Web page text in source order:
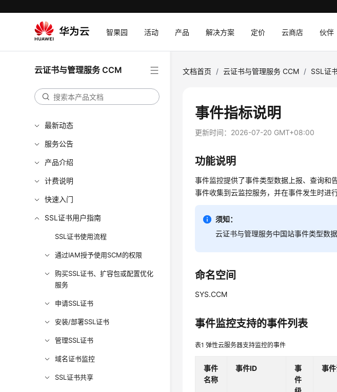
智果园 活动 产品 解决方案 定价 云商店 伙伴
云证书与管理服务 CCM
最新动态
服务公告
产品介绍
计费说明
快速入门
SSL证书用户指南
SSL证书使用流程
通过IAM授予使用SCM的权限
购买SSL证书、扩容包或配置优化
服务
申请SSL证书
安装/部署SSL证书
管理SSL证书
域名证书监控
SSL证书共享
文档首页 / 云证书与管理服务 CCM / SSL证
事件指标说明
更新时间： 2026-07-20 GMT+08:00
功能说明
事件监控提供了事件类型数据上报、查询和
事件收集到云监控服务，并在事件发生时进行
须知：
云证书与管理服务中国站事件类型数
命名空间
SYS.CCM
事件监控支持的事件列表
表1弹性云服务器支持监控的事件
事件
名称
事件ID
事
件
事